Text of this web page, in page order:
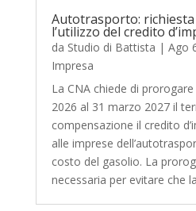
Autotrasporto:
l’utilizzo del credito
da Studio di Battista | Ago
Impresa
La CNA chiede di
2026 al 31 marzo 2027 il
compensazione il credito
alle imprese
costo del gasolio. La
necessaria per evitare che